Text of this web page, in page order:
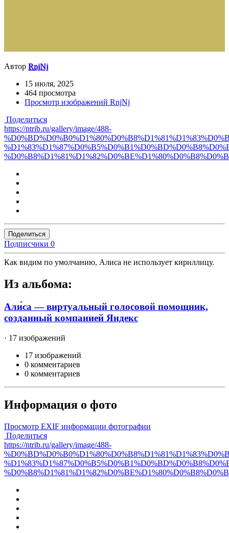
Автор RnjNj
15 июля, 2025
464 просмотра
Просмотр изображений RnjNj
Поделиться
https://ntrib.ru/gallery/image/488-
Поделиться
Подписчики 0
Как видим по умолчанию, Алиса не использует кириллицу.
Из альбома:
Али́са — виртуальный голосовой помощник,
созданный компанией Яндекс
· 17 изображений
17 изображений
0 комментариев
0 комментариев
Информация о фото
Просмотр EXIF информации фотографии
Поделиться
https://ntrib.ru/gallery/image/488-